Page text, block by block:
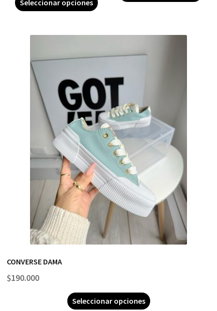
Seleccionar opciones
CONVERSE DAMA
$190.000
Seleccionar opciones